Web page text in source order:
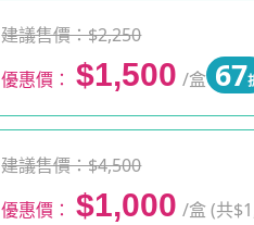
建議售價：$2,250
優惠價： $1,500 /盒 67
建議售價：$4,500
優惠價： $1,000 /盒 (共